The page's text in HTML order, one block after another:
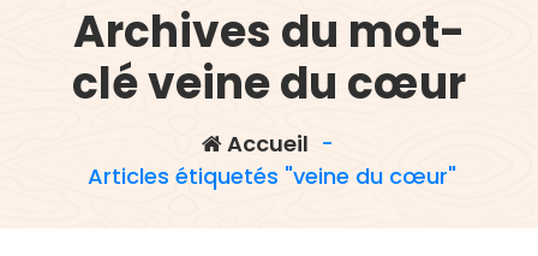
Archives du mot-
clé veine du cœur
Accueil -
Articles étiquetés "veine du cœur"